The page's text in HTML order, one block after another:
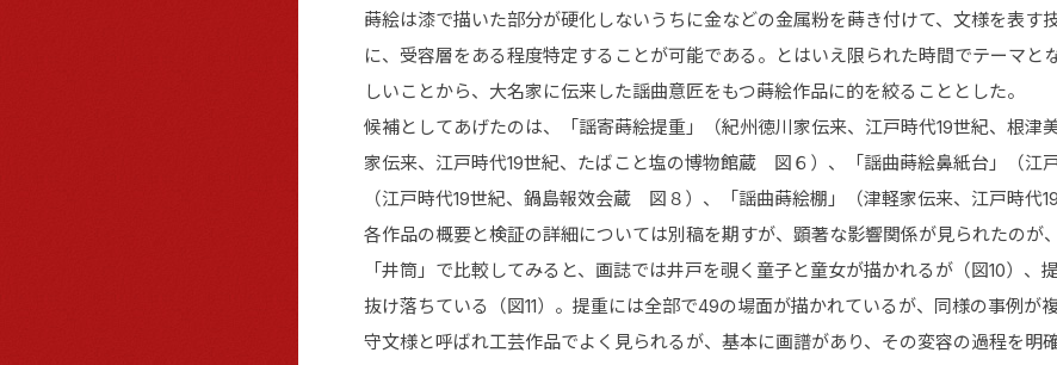
蒔絵は漆で描いた部分が硬化しないうちに金などの金属粉を蒔き付けて、文様を表
に、受容層をある程度特定することが可能である。とはいえ限られた時間でテーマ
しいことから、大名家に伝来した謡曲意匠をもつ蒔絵作品に的を絞ることとした。
候補としてあげたのは、「謡寄蒔絵提重」（紀州徳川家伝来、江戸時代19世紀、根
家伝来、江戸時代19世紀、たばこと塩の博物館蔵 図６）、「謡曲蒔絵鼻紙台」（江
（江戸時代19世紀、鍋島報效会蔵 図８）、「謡曲蒔絵棚」（津軽家伝来、江戸時代
各作品の概要と検証の詳細については別稿を期すが、顕著な影響関係が見られたの
「井筒」で比較してみると、画誌では井戸を覗く童子と童女が描かれるが（図10）
抜け落ちている（図11）。提重には全部で49の場面が描かれているが、同様の事例
守文様と呼ばれ工芸作品でよく見られるが、基本に画譜があり、その変容の過程を